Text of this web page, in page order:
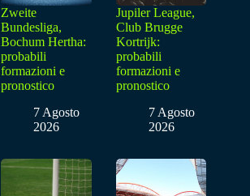
Zweite
Bundesliga,
Bochum Hertha:
probabili
formazioni e
pronostico
7 Agosto
2026
Jupiler League,
Club Brugge
Kortrijk:
probabili
formazioni e
pronostico
7 Agosto
2026